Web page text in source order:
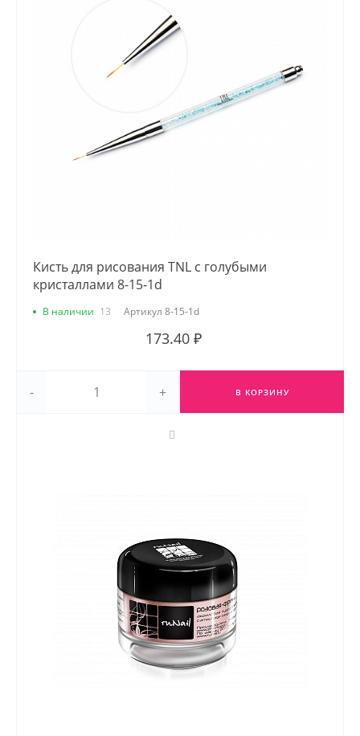
Кисть для рисования TNL с голубыми
кристаллами 8-15-1d
В наличии 13 Артикул 8-15-1d
173.40 ₽
- + В КОРЗИНУ